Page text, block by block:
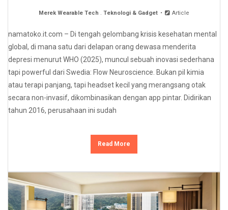
Merek Wearable Tech . Teknologi & Gadget Article
namatoko.it.com – Di tengah gelombang krisis kesehatan mental
global, di mana satu dari delapan orang dewasa menderita
depresi menurut WHO (2025), muncul sebuah inovasi sederhana
tapi powerful dari Swedia: Flow Neuroscience. Bukan pil kimia
atau terapi panjang, tapi headset kecil yang merangsang otak
secara non-invasif, dikombinasikan dengan app pintar. Didirikan
tahun 2016, perusahaan ini sudah
Read More